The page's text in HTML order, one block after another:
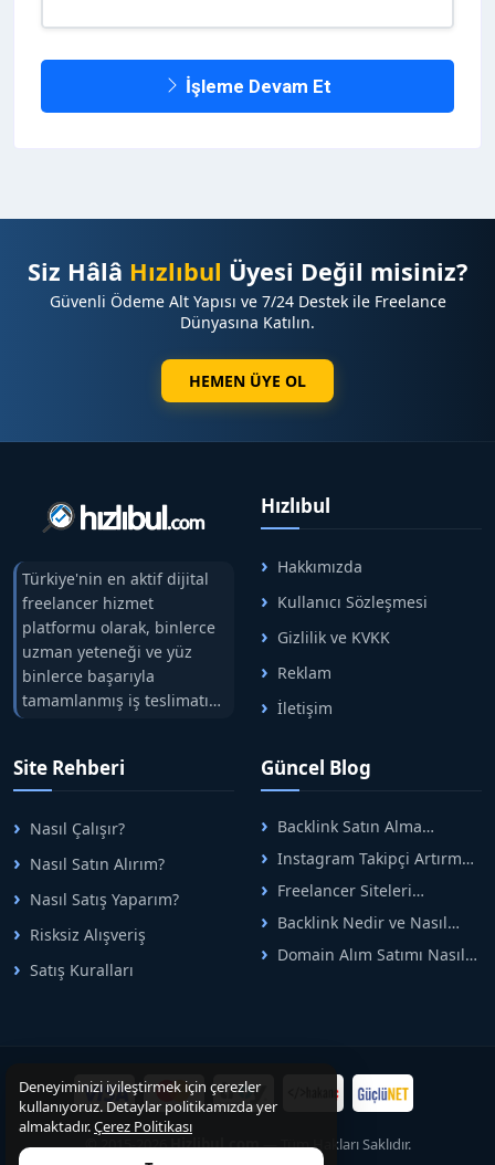
İşleme Devam Et
Siz Hâlâ Hızlıbul Üyesi Değil misiniz?
Güvenli Ödeme Alt Yapısı ve 7/24 Destek ile Freelance
Dünyasına Katılın.
HEMEN ÜYE OL
Türkiye'nin en aktif dijital
freelancer hizmet
platformu olarak, binlerce
uzman yeteneği ve yüz
binlerce başarıyla
tamamlanmış iş teslimatını
tek çatıda buluşturuyoruz.
arasındaki süreci risksiz
alışveriş sistemi ile koruyan
ticaretin güvenli
adreslerinden birisidir.
Hızlıbul
Hakkımızda
Kullanıcı Sözleşmesi
Gizlilik ve KVKK
Reklam
İletişim
Site Rehberi
Nasıl Çalışır?
Nasıl Satın Alırım?
Nasıl Satış Yaparım?
Risksiz Alışveriş
Satış Kuralları
Güncel Blog
Backlink Satın Alma
Doğru Adımlar
Instagram Takipçi Artırma
Rehberi
Freelancer Siteleri
Yapılır
Backlink Nedir ve Nasıl
Domain Alım Satımı Nasıl
© 2015-2026Hizlibul.com— Tüm Hakları Saklıdır.
Deneyiminizi iyileştirmek için çerezler
kullanıyoruz. Detaylar politikamızda yer
almaktadır.Çerez Politikası